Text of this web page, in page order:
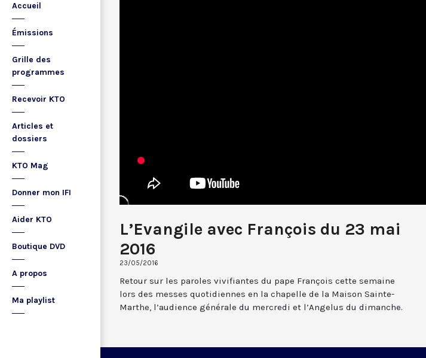
Accueil
Émissions
Grille des
programmes
Recevoir KTO
Articles et
dossiers
KTO Mag
Donner mon IFI
Aider KTO
Boutique DVD
A propos
Ma playlist
L’Evangile avec François du 23 mai
2016
23/05/2016
Retour sur les paroles vivifiantes du pape François cette semaine
lors des messes quotidiennes en la chapelle de la Maison Sainte-
Marthe, l’audience générale du mercredi et l’Angelus du dimanche.